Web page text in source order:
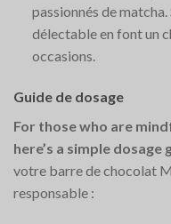
passionnés de
délectable en font un
occasions.
Guide de dosage
For those who are
here’s a simple dosage
votre barre de chocolat
responsable :